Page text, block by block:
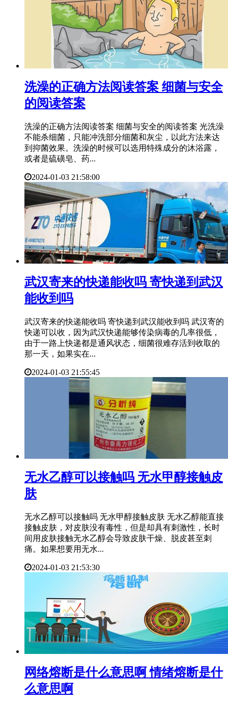
​洗澡的正确方法阅读答案 细菌与安全
的阅读答案
洗澡的正确方法阅读答案 细菌与安全的阅读答案 光洗澡
不能杀细菌，只能冲洗部分细菌和灰尘，以此方法来达
到抑菌效果。洗澡的时候可以选用特殊成分的沐浴露，
或者是硫磺皂、药...
2024-01-03 21:58:00
​武汉寄来的快递能收吗 寄快递到武汉
能收到吗
武汉寄来的快递能收吗 寄快递到武汉能收到吗 武汉寄的
快递可以收，因为武汉快递能够传染病毒的几率很低，
由于一路上快递都是通风状态，细菌很难存活到收取的
那一天，如果实在...
2024-01-03 21:55:45
​无水乙醇可以接触吗 无水甲醇接触皮
肤
无水乙醇可以接触吗 无水甲醇接触皮肤 无水乙醇能直接
接触皮肤，对皮肤没有毒性，但是却具有刺激性，长时
间用皮肤接触无水乙醇会导致皮肤干燥、脱皮甚至刺
痛。如果想要用无水...
2024-01-03 21:53:30
​网络熔断是什么意思啊 情绪熔断是什
么意思啊